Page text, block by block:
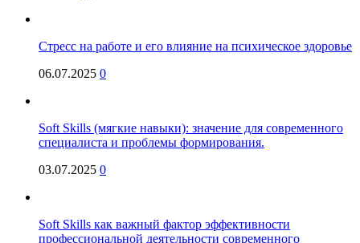
Стресс на работе и его влияние на психическое здоровье
06.07.2025 0
Soft Skills (мягкие навыки): значение для современного
специалиста и проблемы формирования.
03.07.2025 0
Soft Skills как важный фактор эффективности
профессиональной деятельности современного